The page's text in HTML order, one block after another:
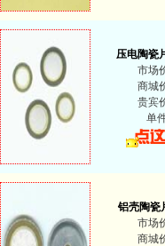
压电陶瓷
市场
商城
贵宾
单
铝壳陶瓷
市场
商城